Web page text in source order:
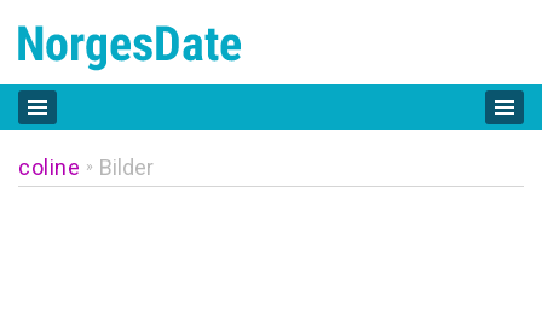
coline » Bilder